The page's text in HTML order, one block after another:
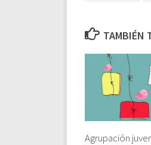
TAMBIÉN
Agrupación